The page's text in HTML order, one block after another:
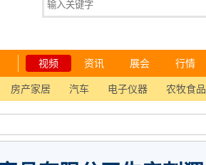
视频 资讯 展会 行情
房产家居 汽车 电子仪器 农牧食品